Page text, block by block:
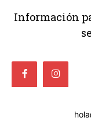
Información